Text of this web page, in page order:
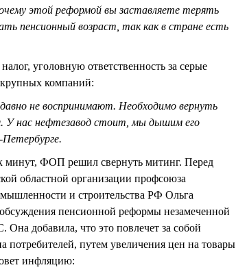
этой реформой вы заставляете терять
пенсионный возраст, так как в стране есть
уголовную ответственность за серые
компаний:
не воспринимают. Необходимо вернуть
У нас нефтезавод стоит, мы дышим его
Петербурге.
минут, ФОП решил свернуть митинг. Перед
областной организации профсоюза
и строительства РФ Ольга
пенсионной реформы незамеченной
добавила, что это повлечет за собой
потребителей, путем увеличения цен на товары
инфляцию: